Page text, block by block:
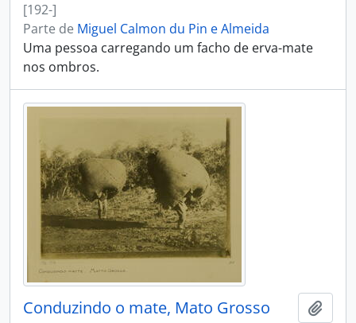
[192-]
Parte de Miguel Calmon du Pin e Almeida
Uma pessoa carregando um facho de erva-mate
nos ombros.
Conduzindo o mate, Mato Grosso